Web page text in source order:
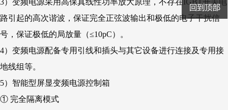
路引起的高次谐波，保证完全正弦波输出和极低的电子干扰信
号，保证极低的局放量（≤10pC）。
4）变频电源配备专用引线和插头与其它设备进行连接及专用接
地线组等。
5）智能型屏显变频电源控制箱
① 完全隔离模式